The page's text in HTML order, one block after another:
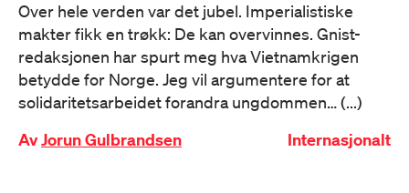
Over hele verden var det jubel. Imperialistiske
makter fikk en trøkk: De kan overvinnes. Gnist-
redaksjonen har spurt meg hva Vietnamkrigen
betydde for Norge. Jeg vil argumentere for at
solidaritetsarbeidet forandra ungdommen… (...)
AvJorun Gulbrandsen Internasjonalt